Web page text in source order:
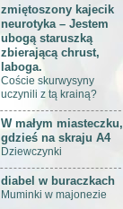
zmiętoszony kajecik
neurotyka – Jestem
ubogą staruszką
zbierającą chrust,
laboga.
Coście skurwysyny
uczynili z tą krainą?
W małym miasteczku,
gdzieś na skraju A4
Dziewczynki
diabel w buraczkach
Muminki w majonezie